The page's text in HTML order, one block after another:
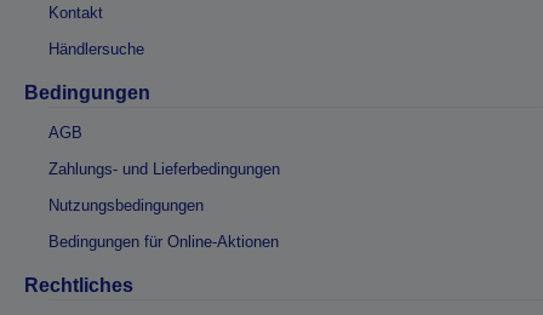
Kontakt
Händlersuche
Bedingungen
AGB
Zahlungs- und Lieferbedingungen
Nutzungsbedingungen
Bedingungen für Online-Aktionen
Rechtliches